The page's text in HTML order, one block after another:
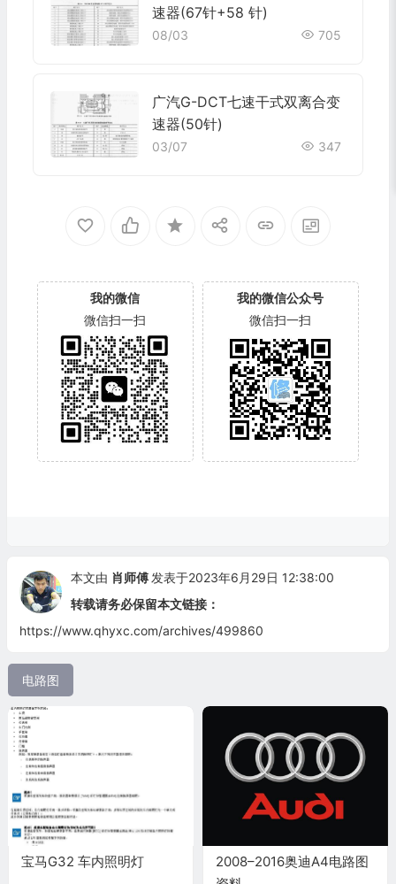
速器(67针+58 针)
08/03 705
广汽G-DCT七速干式双离合变
速器(50针)
03/07 347
我的微信
微信扫一扫
我的微信公众号
微信扫一扫
本文由 肖师傅 发表于2023年6月29日 12:38:00
转载请务必保留本文链接：
https://www.qhyxc.com/archives/499860
电路图
宝马G32 车内照明灯
2008–2016奥迪A4电路图